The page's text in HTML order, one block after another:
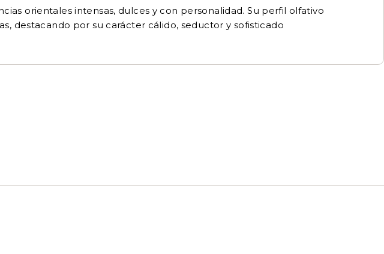
orientales intensas, dulces y con personalidad. Su perfil olfativo
destacando por su carácter cálido, seductor y sofisticado